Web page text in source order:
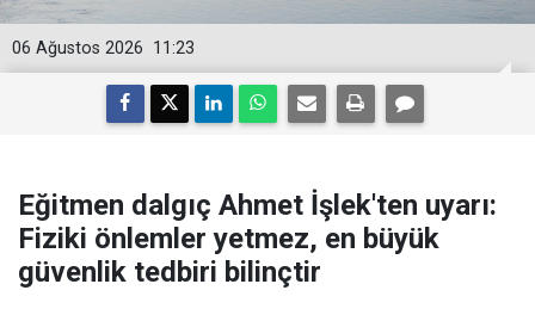
11:23
06 Ağustos 2026
Eğitmen dalgıç Ahmet İşlek'ten uyarı:
Fiziki önlemler yetmez, en büyük
güvenlik tedbiri bilinçtir